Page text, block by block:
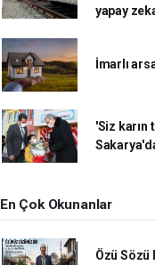
yapay
İmarlı
'Siz karın
En Çok Okunanlar
Özü Sözü